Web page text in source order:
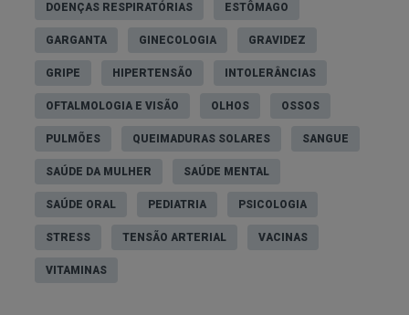
DOENÇAS RESPIRATÓRIAS ESTÔMAGO
GARGANTA GINECOLOGIA GRAVIDEZ
GRIPE HIPERTENSÃO INTOLERÂNCIAS
OFTALMOLOGIA E VISÃO OLHOS OSSOS
PULMÕES QUEIMADURAS SOLARES SANGUE
SAÚDE DA MULHER SAÚDE MENTAL
SAÚDE ORAL PEDIATRIA PSICOLOGIA
STRESS TENSÃO ARTERIAL VACINAS
VITAMINAS